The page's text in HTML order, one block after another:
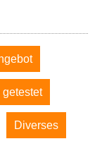
getestet
Diverses